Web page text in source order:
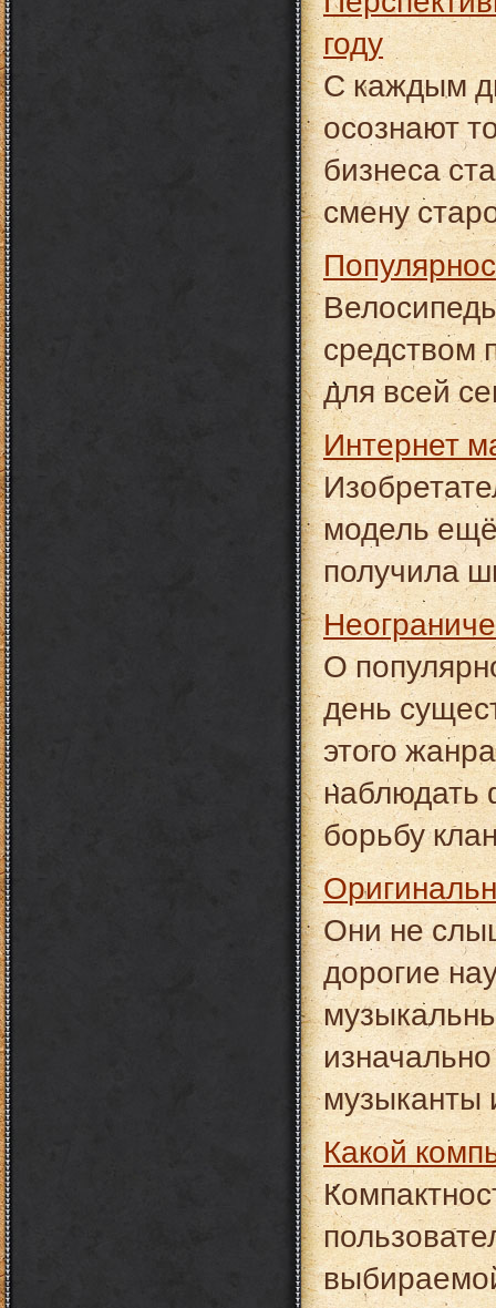
году
С каждым
осознают
бизнеса
смену
средством
для всей
Интернет
модель
получила
О
день
этого
наблюдать
борьбу
Они не
дорогие
музыканты
Какой